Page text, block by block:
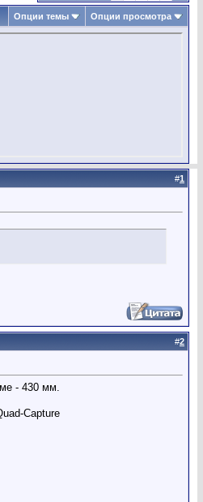
Опции темы Опции просмотра
#1
#2
- 430 мм.
Capture